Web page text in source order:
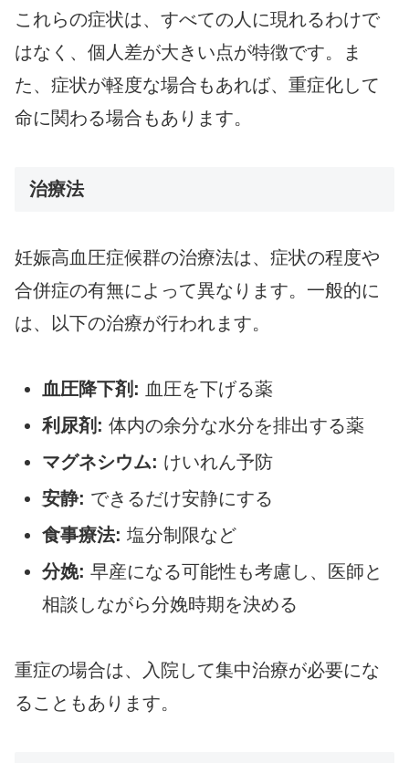
これらの症状は、すべての人に現れるわけで
はなく、個人差が大きい点が特徴です。ま
た、症状が軽度な場合もあれば、重症化して
命に関わる場合もあります。
治療法
妊娠高血圧症候群の治療法は、症状の程度や
合併症の有無によって異なります。一般的に
は、以下の治療が行われます。
血圧降下剤: 血圧を下げる薬
利尿剤: 体内の余分な水分を排出する薬
マグネシウム: けいれん予防
安静: できるだけ安静にする
食事療法: 塩分制限など
分娩: 早産になる可能性も考慮し、医師と
相談しながら分娩時期を決める
重症の場合は、入院して集中治療が必要にな
ることもあります。